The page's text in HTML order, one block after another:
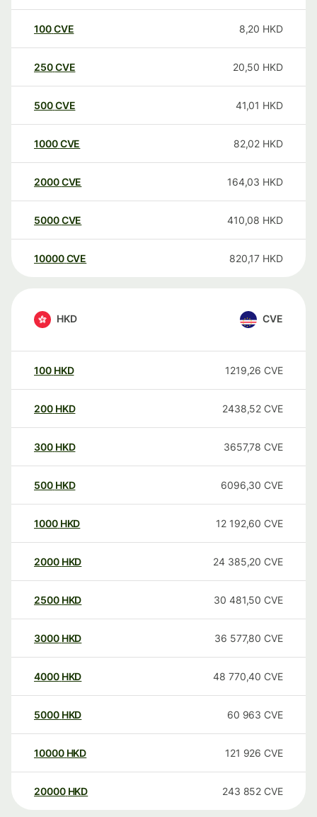
100CVE 8,20 HKD
250CVE 20,50 HKD
500CVE 41,01 HKD
1000CVE 82,02 HKD
2000CVE 164,03 HKD
5000CVE 410,08 HKD
10000 CVE 820,17 HKD
HKD CVE
100 HKD 1219,26 CVE
200 HKD 2438,52 CVE
300 HKD 3657,78 CVE
500 HKD 6096,30 CVE
1000 HKD 12 192,60 CVE
2000 HKD 24 385,20 CVE
2500 HKD 30 481,50 CVE
3000 HKD 36 577,80 CVE
4000 HKD 48 770,40 CVE
5000 HKD 60 963 CVE
10000 HKD 121 926 CVE
20000 HKD 243 852 CVE